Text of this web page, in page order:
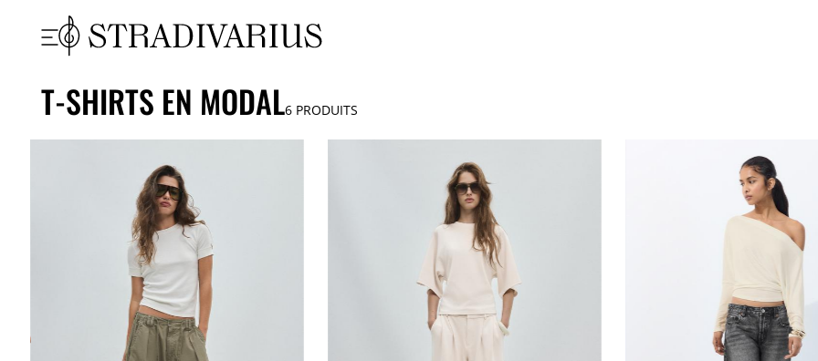
T-SHIRTS EN MODAL6 PRODUITS